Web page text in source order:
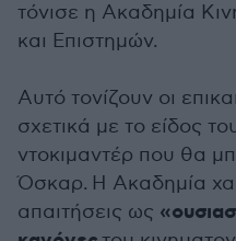
τόνισε η Ακαδημία
και Επιστημών.
Αυτό τονίζουν οι
σχετικά με το είδος
ντοκιμαντέρ που θα
Όσκαρ. Η Ακαδημία
απαιτήσεις ως